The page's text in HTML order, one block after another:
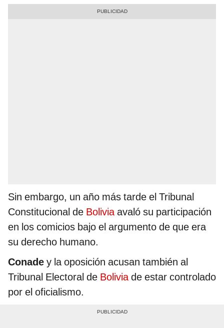
Sin embargo, un año más tarde el Tribunal
Constitucional de Boliviaavaló su participación
en los comicios bajo el argumento de que era
su derecho humano.
Conade y la oposición acusan también al
Tribunal Electoral de Boliviade estar controlado
por el oficialismo.